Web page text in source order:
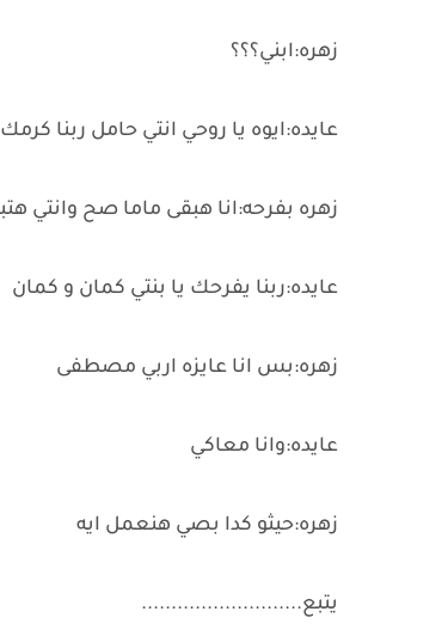
زهره:ابني؟؟؟
عايده:ايوه يا روحي انتي حامل ربنا كرمك
زهره بفرحه:انا هبقى ماما صح وانتي
عايده:ربنا يفرحك يا بنتي كمان و كمان
زهره:بس انا عايزه اربي مصطفى
عايده:وانا معاكي
زهره:حيثو كدا بصي هنعمل ايه
يتبع...........................